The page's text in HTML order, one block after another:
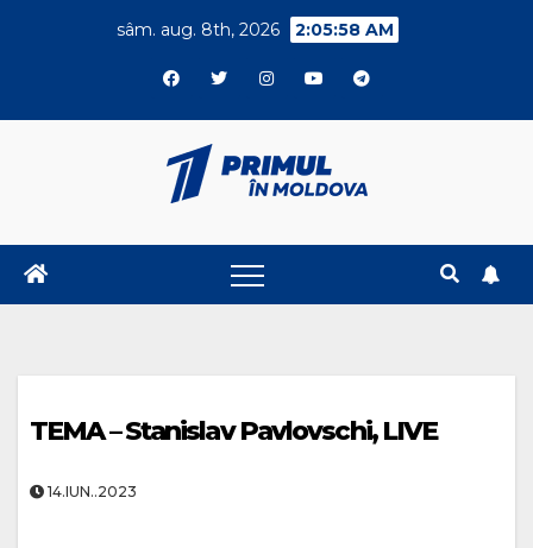
sâm. aug. 8th, 2026 2:05:59 AM
TEMA – Stanislav Pavlovschi, LIVE
14.IUN..2023